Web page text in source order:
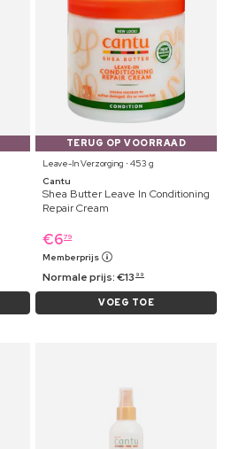
TERUG OP VOORRAAD
Leave-In Verzorging ⋅ 453 g
Cantu
Shea Butter Leave In Conditioning
Repair Cream
€679
Memberprijs
Normale prijs:€13 99
VOEG TOE